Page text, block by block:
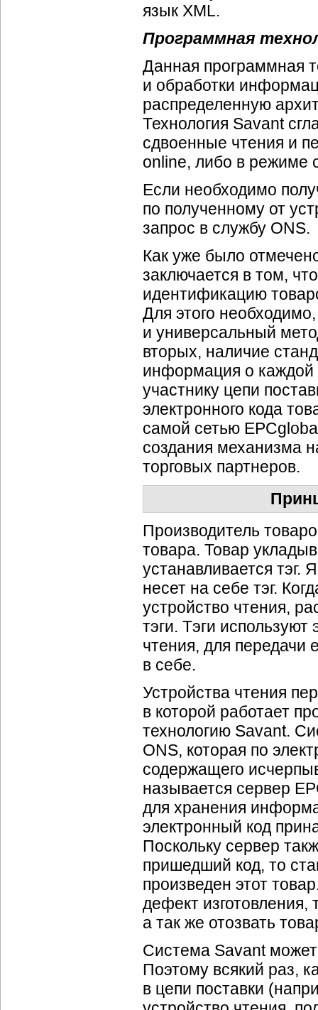
язык XML.
Программная
Данная программная
и обработки
распределенную
Технология Savant
сдвоенные чтения и
online, либо в режиме
Если необходимо
по полученному от
запрос в службу ONS.
Как уже было
заключается в том,
идентификацию
Для этого
и универсальный
вторых, наличие
информация о каждой
участнику цепи
электронного кода
самой сетью
создания механизма
торговых партнеров.
Производитель
товара. Товар
устанавливается
несет на себе тэг.
устройство чтения,
тэги. Тэги
чтения, для передачи
в себе.
Устройства чтения
в которой работает
технологию Savant.
ONS, которая по
содержащего
называется сервер
для хранения
электронный код
Поскольку сервер
пришедший код, то
произведен этот
дефект изготовления,
а так же отозвать
Система Savant
Поэтому всякий раз,
в цепи поставки